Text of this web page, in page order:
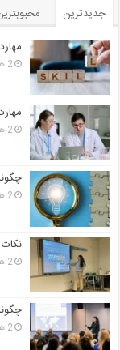
جدیدترین
2 هفته پیش
2 هفته پیش
2 هفته پیش
2 هفته پیش
2 هفته پیش